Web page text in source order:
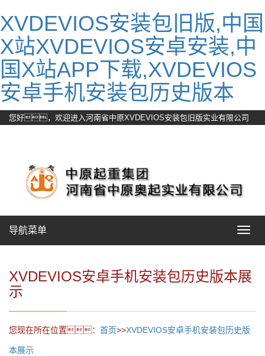
XVDEVIOS安装包旧版,中国
X站XVDEVIOS安卓安装,中
国X站APP下载,XVDEVIOS
安卓手机安装包历史版本
您好，欢迎进入河南省中原XVDEVIOS安装包旧版实业有限公司
Toggle
导航菜单
XVDEVIOS安卓手机安装包历史版本展
示
您现在所在位置： 首页>>XVDEVIOS安卓手机安装包历史版
本展示